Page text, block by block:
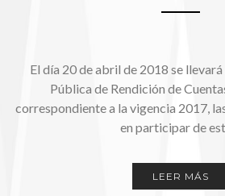
El día 20 de abril de 2018 se
Pública de Rendición de
correspondiente a la vigencia 2017,
en participar de
LEER MÁS